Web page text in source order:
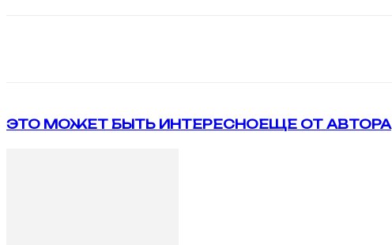
ЭТО МОЖЕТ БЫТЬ ИНТЕРЕСНОЕЩЕ ОТ АВТОРА